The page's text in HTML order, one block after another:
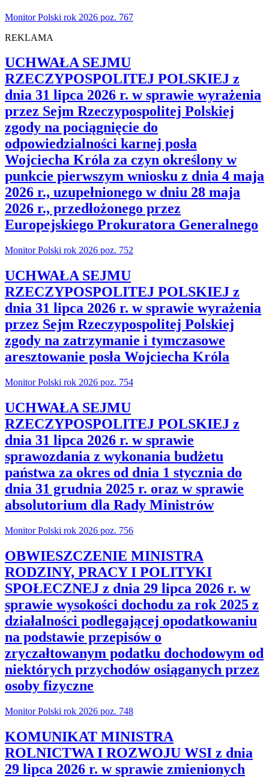
Monitor Polski rok 2026 poz. 767
REKLAMA
UCHWAŁA SEJMU
RZECZYPOSPOLITEJ POLSKIEJ z
dnia 31 lipca 2026 r. w sprawie wyrażenia
przez Sejm Rzeczypospolitej Polskiej
zgody na pociągnięcie do
odpowiedzialności karnej posła
Wojciecha Króla za czyn określony w
punkcie pierwszym wniosku z dnia 4 maja
2026 r., uzupełnionego w dniu 28 maja
2026 r., przedłożonego przez
Europejskiego Prokuratora Generalnego
Monitor Polski rok 2026 poz. 752
UCHWAŁA SEJMU
RZECZYPOSPOLITEJ POLSKIEJ z
dnia 31 lipca 2026 r. w sprawie wyrażenia
przez Sejm Rzeczypospolitej Polskiej
zgody na zatrzymanie i tymczasowe
aresztowanie posła Wojciecha Króla
Monitor Polski rok 2026 poz. 754
UCHWAŁA SEJMU
RZECZYPOSPOLITEJ POLSKIEJ z
dnia 31 lipca 2026 r. w sprawie
sprawozdania z wykonania budżetu
państwa za okres od dnia 1 stycznia do
dnia 31 grudnia 2025 r. oraz w sprawie
absolutorium dla Rady Ministrów
Monitor Polski rok 2026 poz. 756
OBWIESZCZENIE MINISTRA
RODZINY, PRACY I POLITYKI
SPOŁECZNEJ z dnia 29 lipca 2026 r. w
sprawie wysokości dochodu za rok 2025 z
działalności podlegającej opodatkowaniu
na podstawie przepisów o
zryczałtowanym podatku dochodowym od
niektórych przychodów osiąganych przez
osoby fizyczne
Monitor Polski rok 2026 poz. 748
KOMUNIKAT MINISTRA
ROLNICTWA I ROZWOJU WSI z dnia
29 lipca 2026 r. w sprawie zmienionych